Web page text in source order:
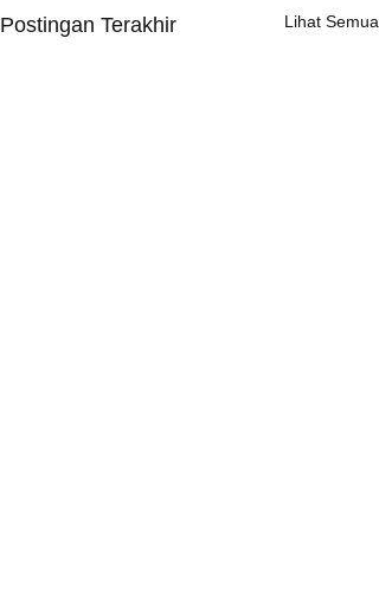
Postingan Terakhir Lihat Semua